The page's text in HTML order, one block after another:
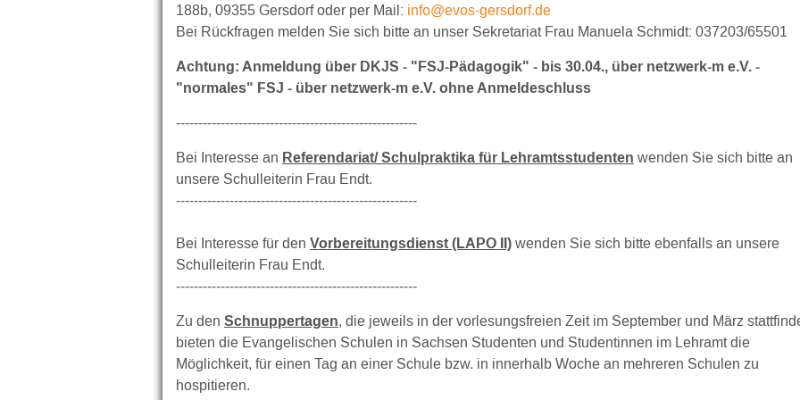
188b, 09355 Gersdorf oder per Mail: info@evos-gersdorf.de
Bei Rückfragen melden Sie sich bitte an unser Sekretariat Frau Manuela Schmidt: 037203/65501
Achtung: Anmeldung über DKJS - "FSJ-Pädagogik" - bis 30.04., über netzwerk-m e.V.-
"normales" FSJ - über netzwerk-m e.V. ohne Anmeldeschluss
------------------------------------------------------
Bei Interesse an Referendariat/ Schulpraktika für Lehramtsstudenten wenden Sie sich bitte an
unsere Schulleiterin Frau Endt.
------------------------------------------------------
Bei Interesse für den Vorbereitungsdienst (LAPO II)wenden Sie sich bitte ebenfalls an unsere
Schulleiterin Frau Endt.
------------------------------------------------------
Zu den Schnuppertagen, die jeweils in der vorlesungsfreien Zeit im September und März
bieten die Evangelischen Schulen in Sachsen Studenten und Studentinnen im Lehramt die
Möglichkeit, für einen Tag an einer Schule bzw. in innerhalb Woche an mehreren Schulen zu
hospitieren.